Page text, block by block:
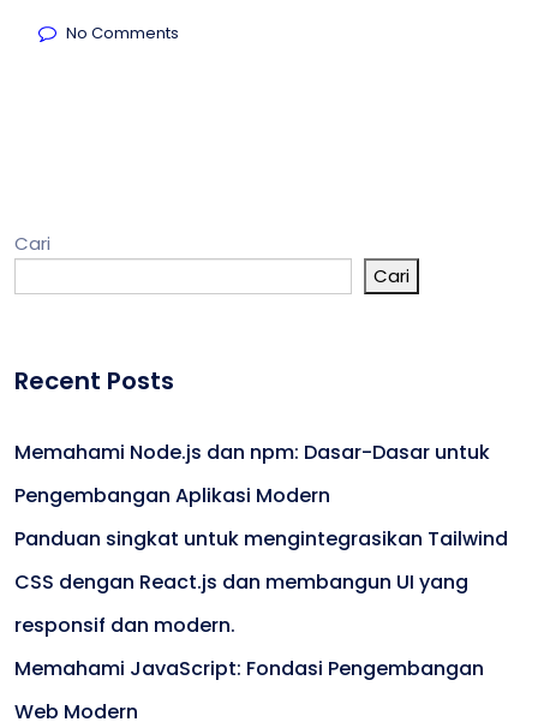
No Comments
Cari
Cari
Recent Posts
Memahami Node.js dan npm: Dasar-Dasar untuk
Pengembangan Aplikasi Modern
Panduan singkat untuk mengintegrasikan Tailwind
CSS dengan React.js dan membangun UI yang
responsif dan modern.
Memahami JavaScript: Fondasi Pengembangan
Web Modern